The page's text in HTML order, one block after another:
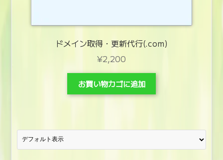
ドメイン取得・更新代行(.com)
¥2,200
お買い物カゴに追加